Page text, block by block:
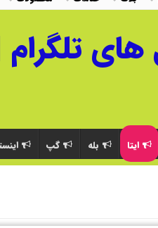
ایتا بله گپ